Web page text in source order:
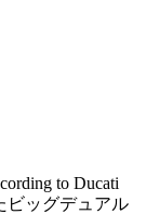
to Ducati
ビッグデュアル